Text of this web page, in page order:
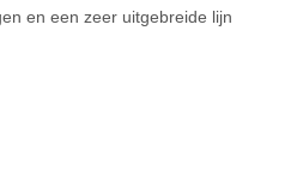
en een zeer uitgebreide lijn